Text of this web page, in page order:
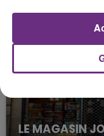
nucléaire
justifiée par la
LE MAGASIN